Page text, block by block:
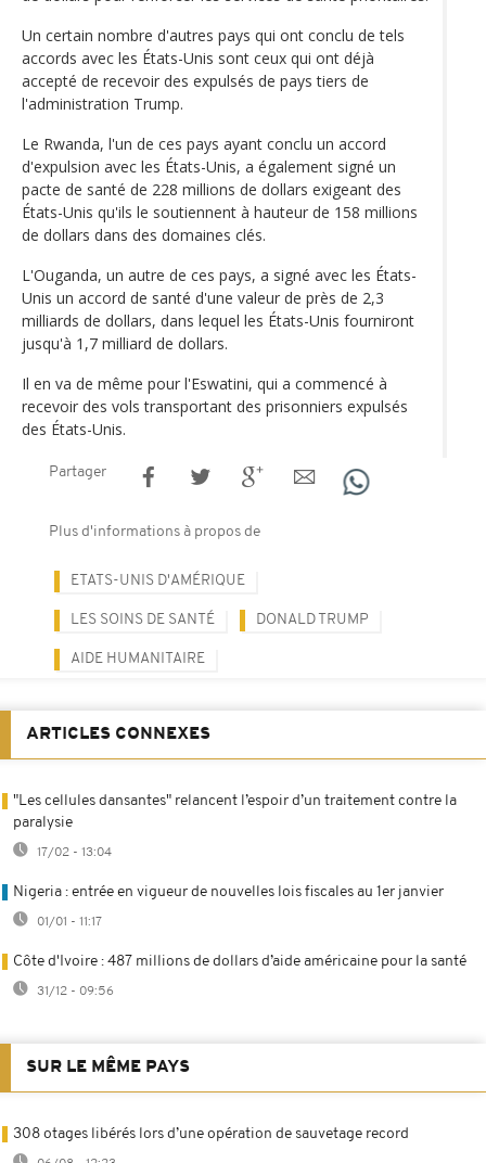
Un certain nombre d'autres pays qui ont conclu de tels
accords avec les États-Unis sont ceux qui ont déjà
accepté de recevoir des expulsés de pays tiers de
l'administration Trump.
Le Rwanda, l'un de ces pays ayant conclu un accord
d'expulsion avec les États-Unis, a également signé un
pacte de santé de 228 millions de dollars exigeant des
États-Unis qu'ils le soutiennent à hauteur de 158 millions
de dollars dans des domaines clés.
L'Ouganda, un autre de ces pays, a signé avec les États-
Unis un accord de santé d'une valeur de près de 2,3
milliards de dollars, dans lequel les États-Unis fourniront
jusqu'à 1,7 milliard de dollars.
Il en va de même pour l'Eswatini, qui a commencé à
recevoir des vols transportant des prisonniers expulsés
des États-Unis.
Partager
Plus d'informations à propos de
ETATS-UNIS D'AMÉRIQUE
LES SOINS DE SANTÉ DONALD TRUMP
AIDE HUMANITAIRE
ARTICLES CONNEXES
"Les cellules dansantes" relancent l’espoir d’un traitement contre la
paralysie
17/02 - 13:04
Nigeria : entrée en vigueur de nouvelles lois fiscales au 1er janvier
01/01 - 11:17
Côte d'Ivoire : 487 millions de dollars d’aide américaine pour la santé
31/12 - 09:56
SUR LE MÊME PAYS
308 otages libérés lors d’une opération de sauvetage record